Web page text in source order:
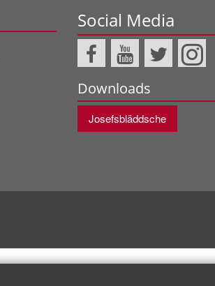
Social Media
Downloads
Josefsbläddsche